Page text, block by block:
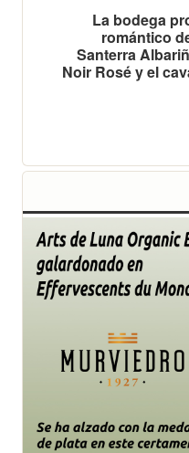
La bodega
romántico
Santerra
Noir Rosé y el